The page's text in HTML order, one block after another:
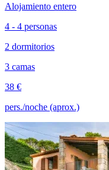
Alojamiento entero
4 - 4 personas
2 dormitorios
3 camas
38 €
pers./noche (aprox.)